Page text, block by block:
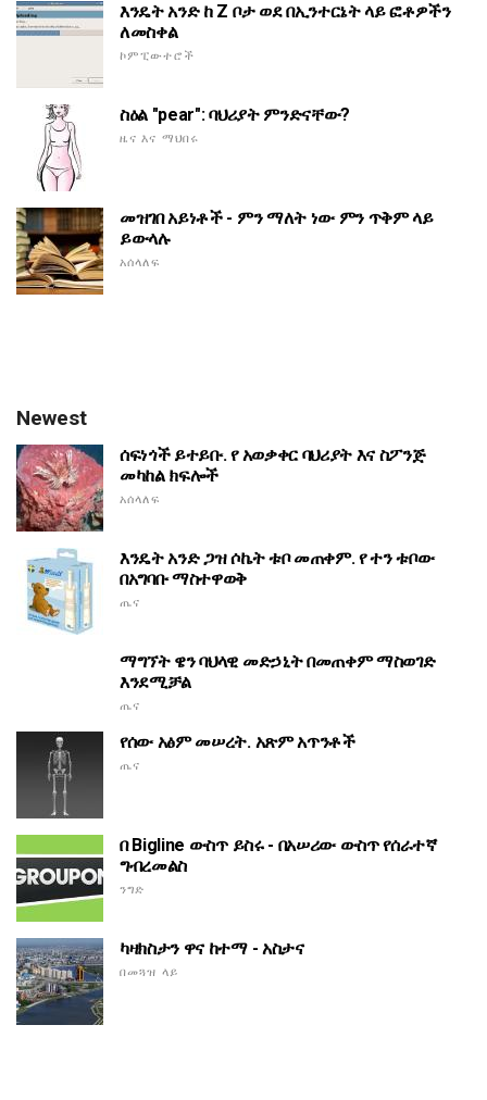
እንዴት አንድ ከ Z ቦታ ወደ በኢንተርኔት ላይ ፎቶዎችን
ለመስቀል
ኮምፒውተሮች
ስዕል "pear": ባህሪያት ምንድናቸው?
ዜና እና ማህበሩ
መዝገበ አይነቶች - ምን ማለት ነው ምን ጥቅም ላይ
ይውላሉ
አሰላለፍ
Newest
ሰፍነጎች ይተይቡ. የ አወቃቀር ባህሪያት እና ስፖንጅ
መካከል ክፍሎች
አሰላለፍ
እንዴት አንድ ጋዝ ሶኬት ቱቦ መጠቀም. የ ተን ቱቦው
በአግባቡ ማስተዋወቅ
ጤና
ማግኘት ዌን ባህላዊ መድኃኒት በመጠቀም ማስወገድ
እንደሚቻል
ጤና
የሰው አፅም መሠረት. አጽም አጥንቶች
ጤና
በ Bigline ውስጥ ይስሩ - በአሠሪው ውስጥ የሰራተኛ
ግብረመልስ
ንግድ
ካዛክስታን ዋና ከተማ - አስታና
በመጓዝ ላይ